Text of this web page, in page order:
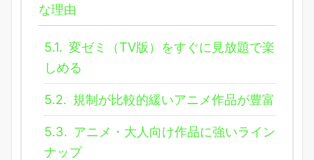
な理由
5.1. 変ゼミ（TV版）をすぐに見放題で楽
しめる
5.2. 規制が比較的緩いアニメ作品が豊富
5.3. アニメ・大人向け作品に強いライン
ナップ